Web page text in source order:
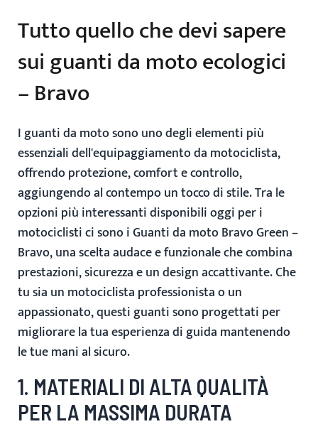
Tutto quello che devi sapere
sui guanti da moto ecologici
– Bravo
I guanti da moto sono uno degli elementi più
essenziali dell'equipaggiamento da motociclista,
offrendo protezione, comfort e controllo,
aggiungendo al contempo un tocco di stile. Tra le
opzioni più interessanti disponibili oggi per i
motociclisti ci sono iGuanti da moto Bravo Green–
Bravo, una scelta audace e funzionale che combina
prestazioni, sicurezza e un design accattivante. Che
tu sia un motociclista professionista o un
appassionato, questi guanti sono progettati per
migliorare la tua esperienza di guida mantenendo
le tue mani al sicuro.
1. MATERIALI DI ALTA QUALITÀ
PER LA MASSIMA DURATA